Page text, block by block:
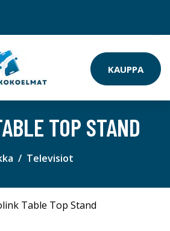
KAUPPA
TOP STAND
Televisiot